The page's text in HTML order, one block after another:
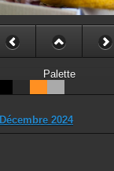
Palette
2024